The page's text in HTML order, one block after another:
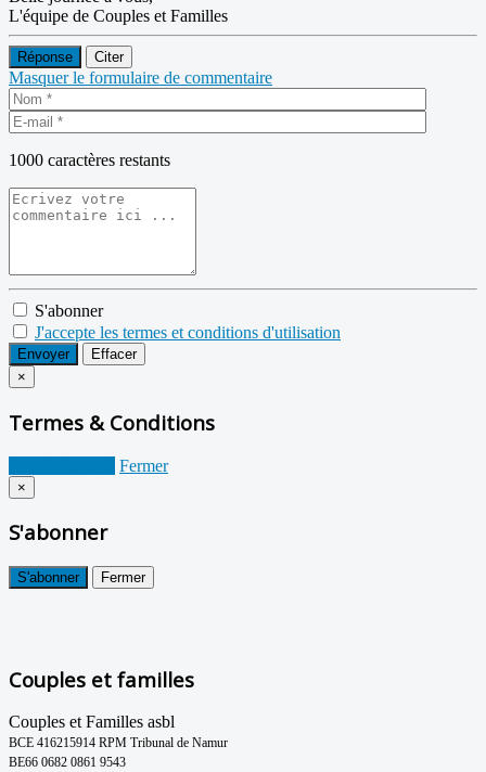
L'équipe de Couples et Familles
Réponse Citer
Masquer le formulaire de commentaire
1000 caractères restants
S'abonner
J'accepte les termes et conditions d'utilisation
Envoyer
Effacer
×
Termes & Conditions
Fermer
×
S'abonner
S'abonner Fermer
Couples et familles
Couples et Familles asbl
BCE 416215914 RPM Tribunal de Namur
BE66 0682 0861 9543